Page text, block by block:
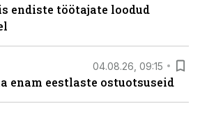
endiste töötajate loodud
04.08.26, 09:15
enam eestlaste ostuotsuseid